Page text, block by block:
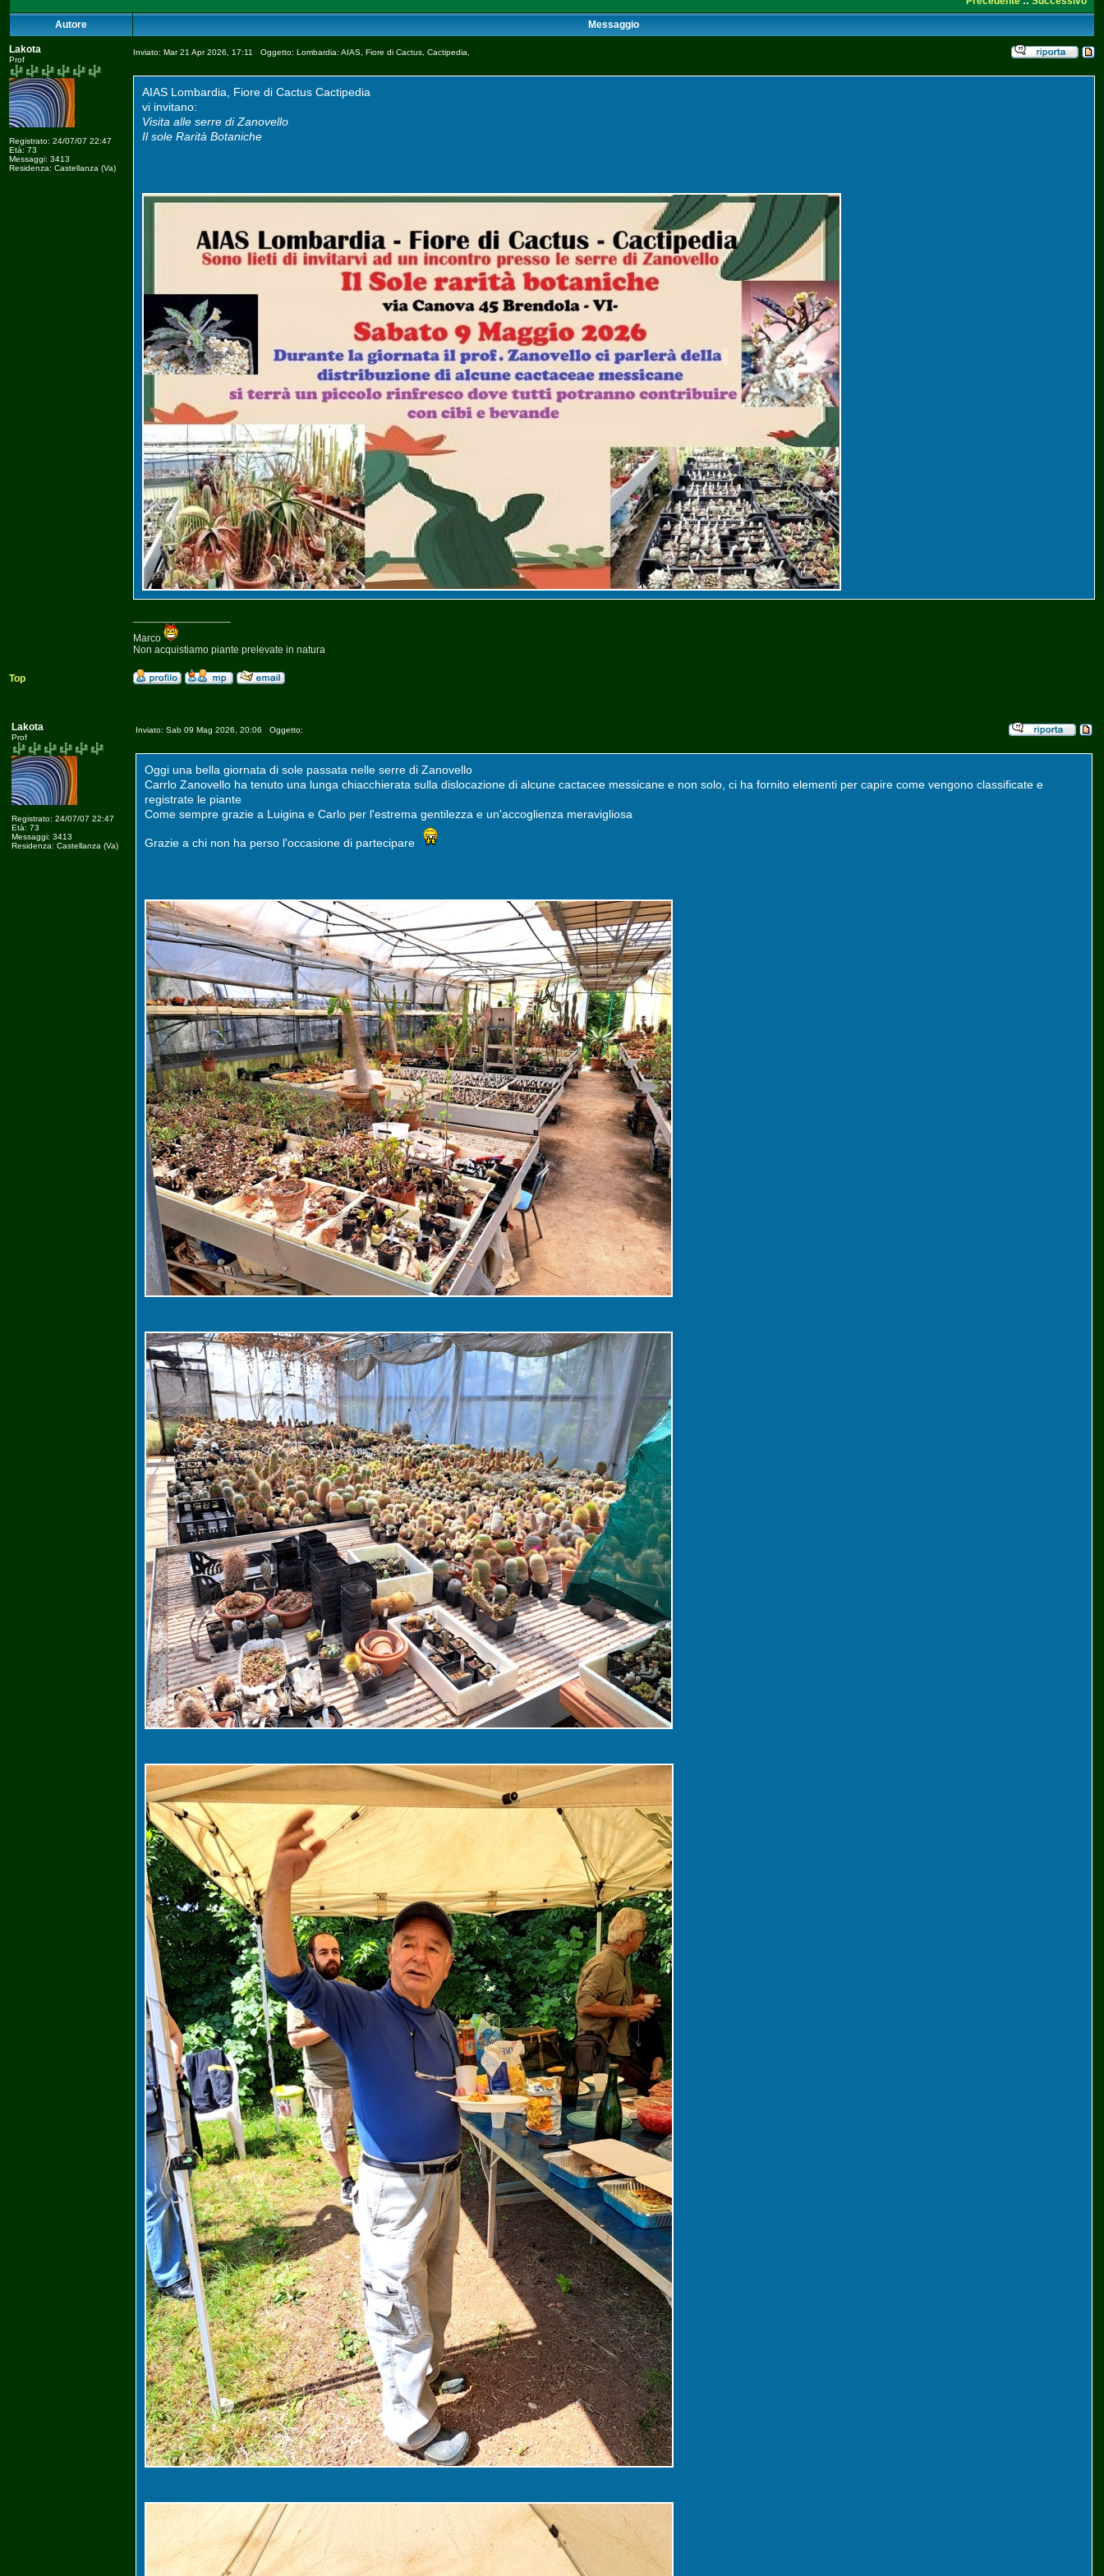
Autore Messaggio
Lakota
Prof
Registrato: 24/07/07 22:47
Età: 73
Messaggi: 3413
Residenza: Castellanza (Va)
Inviato: Mar 21 Apr 2026, 17:11 Oggetto: Lombardia: AIAS, Fiore di Cactus, Cactipedia,
AIAS Lombardia, Fiore di Cactus Cactipedia
vi invitano:
Visita alle serre di Zanovello
Il sole Rarità Botaniche
Marco
Non acquistiamo piante prelevate in natura
Top
Lakota
Prof
Registrato: 24/07/07 22:47
Età: 73
Messaggi: 3413
Residenza: Castellanza (Va)
Inviato: Sab 09 Mag 2026, 20:06 Oggetto:
Oggi una bella giornata di sole passata nelle serre di Zanovello
Carrlo Zanovello ha tenuto una lunga chiacchierata sulla dislocazione di alcune cactacee messicane e non solo, ci ha fornito elementi per capire come vengono classificate e
registrate le piante
Come sempre grazie a Luigina e Carlo per l'estrema gentilezza e un'accoglienza meravigliosa
Grazie a chi non ha perso l'occasione di partecipare